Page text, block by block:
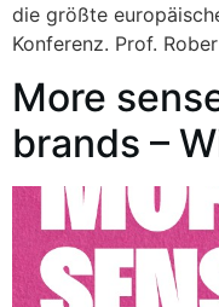
die größte
Konferenz. Prof.
More
brands –